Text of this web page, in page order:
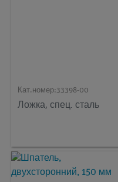
Кат.номер:33398-00
Ложка, спец. сталь